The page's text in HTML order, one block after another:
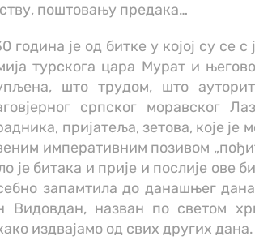
поштовању предака…
година je од битке у којој су се
турскога цара Мурат и
што трудом, што
српског моравског
пријатеља, зетова, које
императивним позивом
је битака и прије и послије ове
запамтила до данашњег
Видовдан, назван по светом
издвајамо од свих других дана.